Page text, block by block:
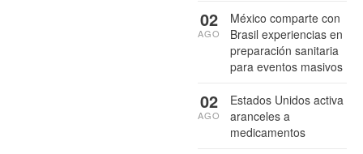
México comparte con
Brasil experiencias en
preparación sanitaria
para eventos masivos
02
AGO
Estados Unidos activa
aranceles a
medicamentos
02
AGO